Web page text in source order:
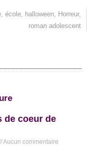
, école, halloween, Horreur,
roman adolescent
de coeur de
Aucun commentaire